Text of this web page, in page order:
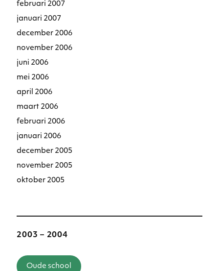
februari 2007
januari 2007
december 2006
november 2006
juni 2006
mei 2006
april 2006
maart 2006
februari 2006
januari 2006
december 2005
november 2005
oktober 2005
2003 – 2004
Oude school